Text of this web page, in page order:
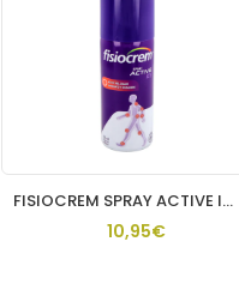
FISIOCREM SPRAY ACTIVE ICE 150 ML
10,95€